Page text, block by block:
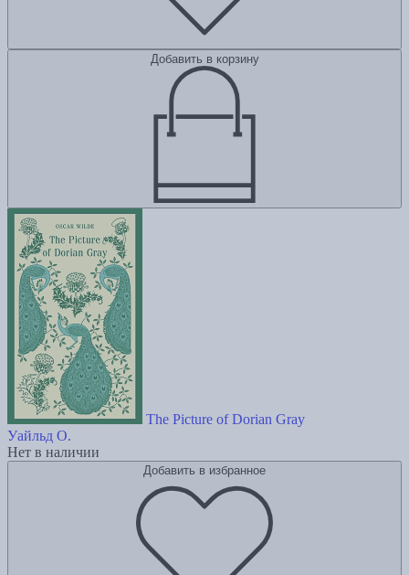
Добавить в корзину
The Picture of Dorian Gray
Уайльд О.
Нет в наличии
Добавить в избранное